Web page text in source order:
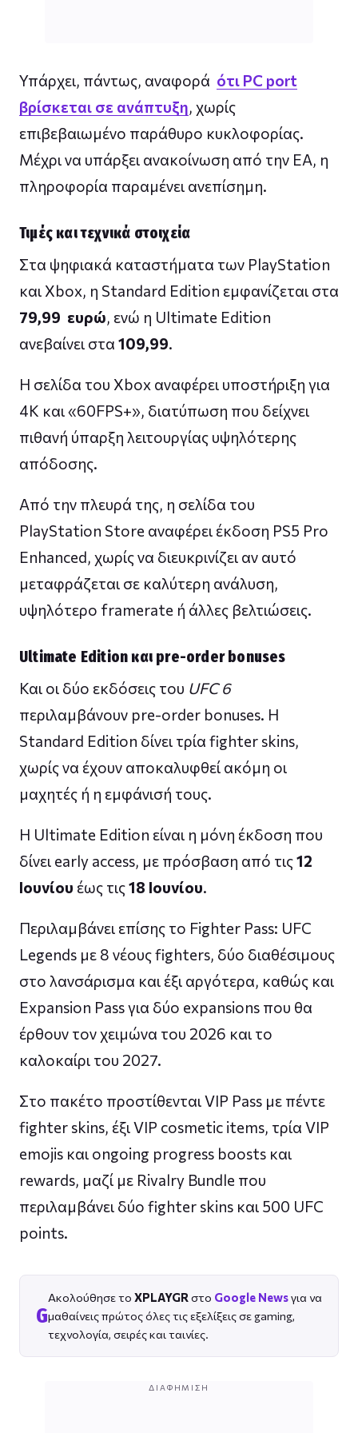
Υπάρχει, πάντως, αναφορά ότι PC port
βρίσκεται σε ανάπτυξη, χωρίς
επιβεβαιωμένο παράθυρο κυκλοφορίας.
Μέχρι να υπάρξει ανακοίνωση από την EA, η
πληροφορία παραμένει ανεπίσημη.
Τιμές και τεχνικά στοιχεία
Στα ψηφιακά καταστήματα των PlayStation
και Xbox, η Standard Edition εμφανίζεται στα
79,99 ευρώ, ενώ η Ultimate Edition
ανεβαίνει στα 109,99.
Η σελίδα του Xbox αναφέρει υποστήριξη για
4K και «60FPS+», διατύπωση που δείχνει
πιθανή ύπαρξη λειτουργίας υψηλότερης
απόδοσης.
Από την πλευρά της, η σελίδα του
PlayStation Store αναφέρει έκδοση PS5 Pro
Enhanced, χωρίς να διευκρινίζει αν αυτό
μεταφράζεται σε καλύτερη ανάλυση,
υψηλότερο framerate ή άλλες βελτιώσεις.
Ultimate Edition και pre-order bonuses
Και οι δύο εκδόσεις του UFC 6
περιλαμβάνουν pre-order bonuses. Η
Standard Edition δίνει τρία fighter skins,
χωρίς να έχουν αποκαλυφθεί ακόμη οι
μαχητές ή η εμφάνισή τους.
Η Ultimate Edition είναι η μόνη έκδοση που
δίνει early access, με πρόσβαση από τις12
Ιουνίου έως τις18 Ιουνίου.
Περιλαμβάνει επίσης το Fighter Pass: UFC
Legends με 8 νέους fighters, δύο διαθέσιμους
στο λανσάρισμα και έξι αργότερα, καθώς και
Expansion Pass για δύο expansions που θα
έρθουν τον χειμώνα του 2026 και το
καλοκαίρι του 2027.
Στο πακέτο προστίθενται VIP Pass με πέντε
fighter skins, έξι VIP cosmetic items, τρία VIP
emojis και ongoing progress boosts και
rewards, μαζί με Rivalry Bundle που
περιλαμβάνει δύο fighter skins και 500 UFC
points.
G
Ακολούθησε το XPLAYGR στο Google Newsγια να
μαθαίνεις πρώτος όλες τις εξελίξεις σε gaming,
τεχνολογία, σειρές και ταινίες.
ΔΙΑΦΉΜΙΣΗ